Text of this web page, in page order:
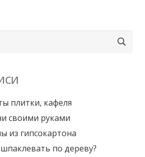
плитки, кафеля
своими руками
из гипсокартона
по дереву?